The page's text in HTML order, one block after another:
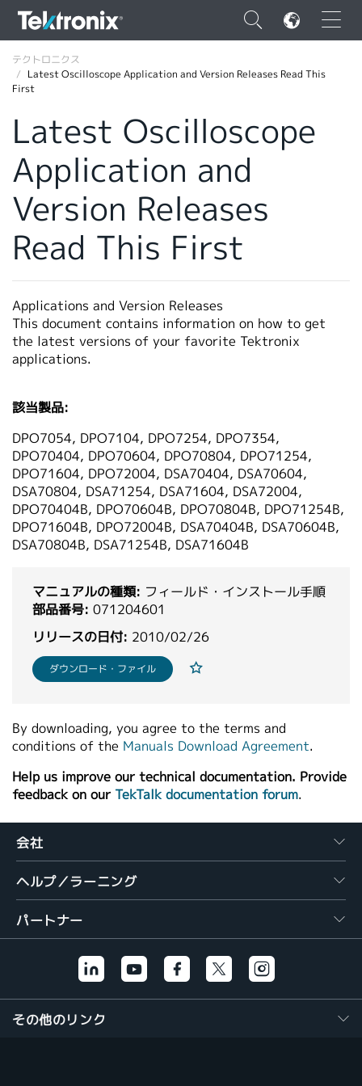
×
ENGLISH
FRANÇAIS
DEUTSCH
VIỆT NAM
简体中文
日本語
韓国語
テクトロニクス
Latest Oscilloscope Application and Version Releases Read This
First
Latest Oscilloscope
Application and
Version Releases
Read This First
Applications and Version Releases
This document contains information on how to get
the latest versions of your favorite Tektronix
applications.
該当製品:
DPO7054, DPO7104, DPO7254, DPO7354,
DPO70404, DPO70604, DPO70804, DPO71254,
DPO71604, DPO72004, DSA70404, DSA70604,
DSA70804, DSA71254, DSA71604, DSA72004,
DPO70404B, DPO70604B, DPO70804B, DPO71254B,
DPO71604B, DPO72004B, DSA70404B, DSA70604B,
DSA70804B, DSA71254B, DSA71604B
マニュアルの種類: フィールド・インストール手順
部品番号: 071204601
リリースの日付: 2010/02/26
ダウンロード・ファイル
By downloading, you agree to the terms and
conditions of the Manuals Download Agreement.
Help us improve our technical documentation. Provide
feedback on our TekTalk documentation forum.
会社
ヘルプ／ラーニング
パートナー
その他のリンク